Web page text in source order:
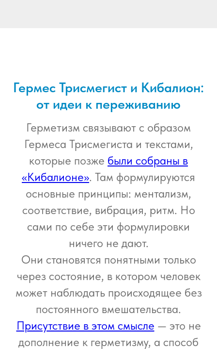
Гермес Трисмегист и Кибалион:
от идеи к переживанию
Герметизм связывают с образом
Гермеса Трисмегиста и текстами,
которые позже были собраны в
«Кибалионе». Там формулируются
основные принципы: ментализм,
соответствие, вибрация, ритм. Но
сами по себе эти формулировки
ничего не дают.
Они становятся понятными только
через состояние, в котором человек
может наблюдать происходящее без
постоянного вмешательства.
Присутствие в этом смысле — это не
дополнение к герметизму, а способ